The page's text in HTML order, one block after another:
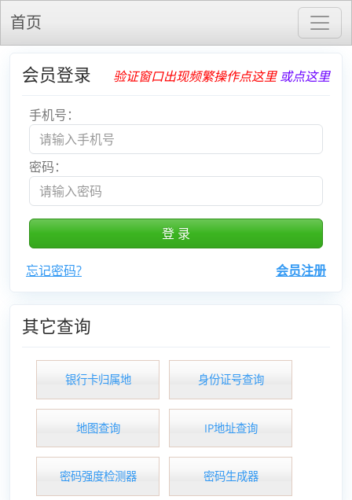
首页
会员登录 验证窗口出现频繁操作点这里或点这里
手机号：
密码：
会员注册
忘记密码?
其它查询
银行卡归属地 身份证号查询
地图查询 IP地址查询
密码强度检测器 密码生成器